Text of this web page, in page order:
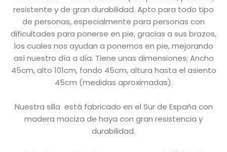
resistente y de gran durabilidad. Apto para todo tipo
de personas, especialmente para personas con
dificultades para ponerse en pie, gracias a sus brazos,
los cuales nos ayudan a ponernos en pie, mejorando
así nuestro día a día. Tiene unas dimensiones; Ancho
45cm, alto 101cm, fondo 45cm, altura hasta el asiento
45cm (medidas aproximadas).
Nuestra silla está fabricado en el Sur de España con
madera maciza de haya con gran resistencia y
durabilidad.